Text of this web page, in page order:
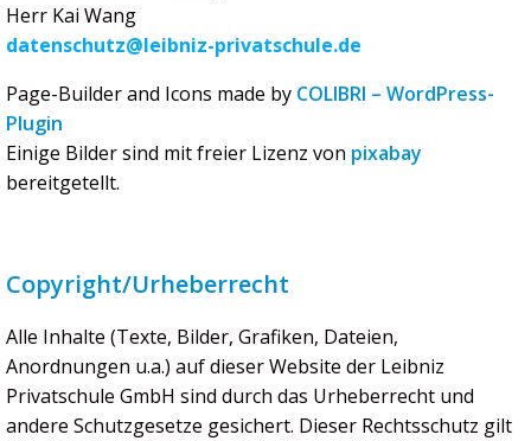
Herr Kai Wang
datenschutz@leibniz-privatschule.de
Page-Builder and Icons made by COLIBRI – WordPress-
Plugin
Einige Bilder sind mit freier Lizenz von pixabay
bereitgetellt.
Copyright/Urheberrecht
Alle Inhalte (Texte, Bilder, Grafiken, Dateien,
Anordnungen u.a.) auf dieser Website der Leibniz
Privatschule GmbH sind durch das Urheberrecht und
andere Schutzgesetze gesichert. Dieser Rechtsschutz gilt